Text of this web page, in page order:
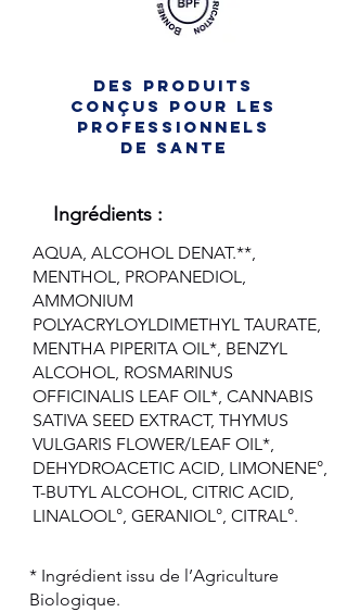
des produits
conçus pour les
professionnels
de sante
Ingrédients :
AQUA, ALCOHOL DENAT.**,
MENTHOL, PROPANEDIOL,
AMMONIUM
POLYACRYLOYLDIMETHYL TAURATE,
MENTHA PIPERITA OIL*, BENZYL
ALCOHOL, ROSMARINUS
OFFICINALIS LEAF OIL*, CANNABIS
SATIVA SEED EXTRACT, THYMUS
VULGARIS FLOWER/LEAF OIL*,
DEHYDROACETIC ACID, LIMONENE°,
T-BUTYL ALCOHOL, CITRIC ACID,
LINALOOL°, GERANIOL°, CITRAL°.
* Ingrédient issu de l’Agriculture
Biologique.